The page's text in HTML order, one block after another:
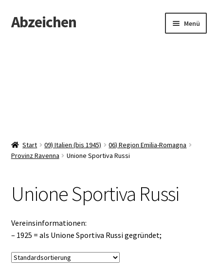
Zur
Navigation
Zum
Inhalt
Abzeichen Menü
Start 09) Italien (bis 1945)
06) Region Emilia-Romagna
Provinz Ravenna
Unione Sportiva Russi
Unione Sportiva Russi
Vereinsinformationen:
– 1925 = als Unione Sportiva Russi gegründet;